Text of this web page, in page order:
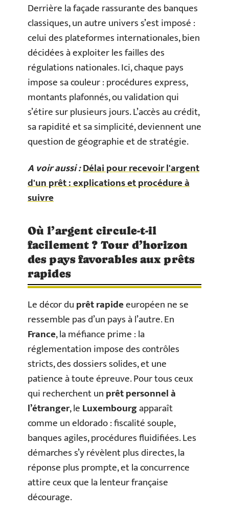
Derrière la façade rassurante des banques
classiques, un autre univers s’est imposé :
celui des plateformes internationales, bien
décidées à exploiter les failles des
régulations nationales. Ici, chaque pays
impose sa couleur : procédures express,
montants plafonnés, ou validation qui
s’étire sur plusieurs jours. L’accès au crédit,
sa rapidité et sa simplicité, deviennent une
question de géographie et de stratégie.
A voir aussi :Délai pour recevoir l'argent
d'un prêt : explications et procédure à
suivre
Où l’argent circule-t-il
facilement ? Tour d’horizon
des pays favorables aux prêts
rapides
Le décor duprêt rapideeuropéen ne se
ressemble pas d’un pays à l’autre. En
France, la méfiance prime : la
réglementation impose des contrôles
stricts, des dossiers solides, et une
patience à toute épreuve. Pour tous ceux
qui recherchent unprêt personnel à
l’étranger, leLuxembourgapparaît
comme un eldorado : fiscalité souple,
banques agiles, procédures fluidifiées. Les
démarches s’y révèlent plus directes, la
réponse plus prompte, et la concurrence
attire ceux que la lenteur française
décourage.